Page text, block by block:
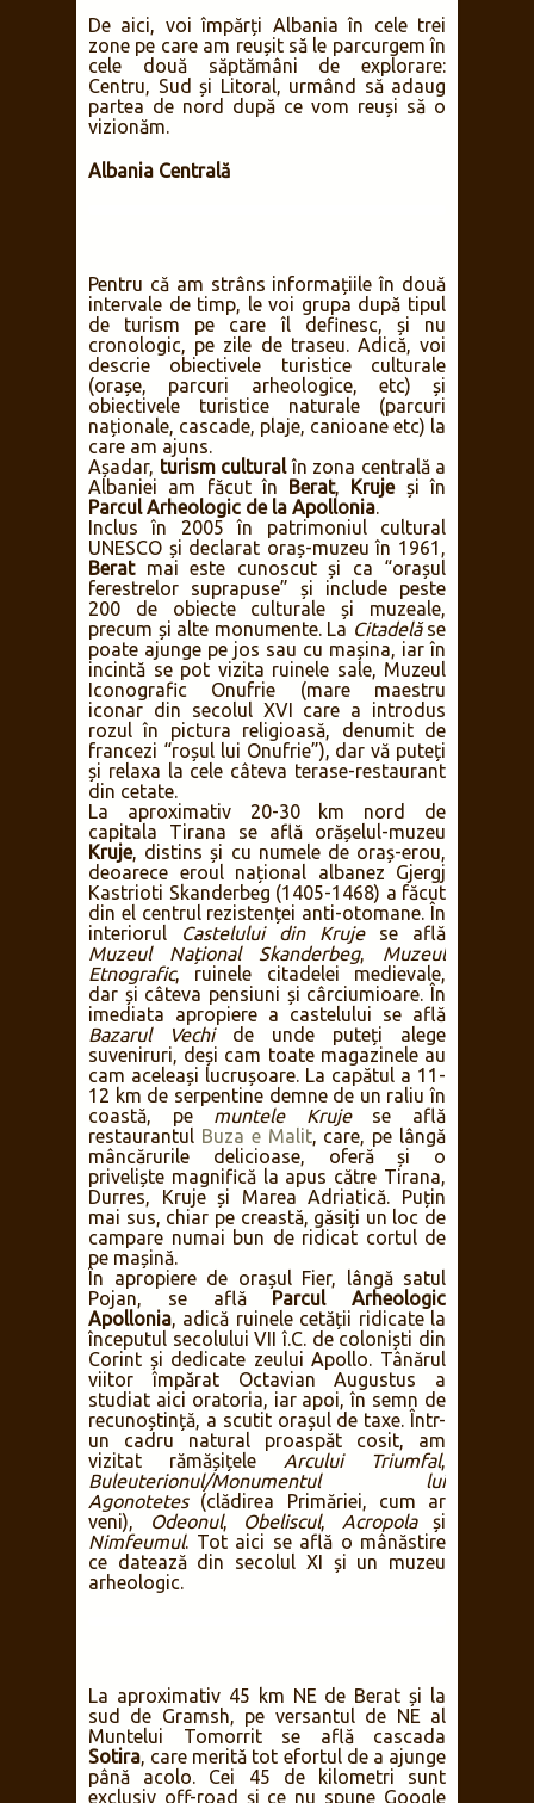
De aici, voi împărți Albania în cele trei
zone pe care am reușit să le parcurgem în
cele două săptămâni de explorare:
Centru, Sud și Litoral, urmând să adaug
partea de nord după ce vom reuși să o
vizionăm.
Albania Centrală
Pentru că am strâns informațiile în două
intervale de timp, le voi grupa după tipul
de turism pe care îl definesc, și nu
cronologic, pe zile de traseu. Adică, voi
descrie obiectivele turistice culturale
(orașe, parcuri arheologice, etc) și
obiectivele turistice naturale (parcuri
naționale, cascade, plaje, canioane etc) la
care am ajuns.
Așadar, turism culturalîn zona centrală a
Albaniei am făcut în Berat, Krujeși în
Parcul Arheologic de la Apollonia.
Inclus în 2005 în patrimoniul cultural
UNESCO și declarat oraș-muzeu în 1961,
Beratmai este cunoscut și ca “orașul
ferestrelor suprapuse” și include peste
200 de obiecte culturale și muzeale,
precum și alte monumente. La Citadelăse
poate ajunge pe jos sau cu mașina, iar în
incintă se pot vizita ruinele sale, Muzeul
Iconografic Onufrie (mare maestru
iconar din secolul XVI care a introdus
rozul în pictura religioasă, denumit de
francezi “roșul lui Onufrie”), dar vă puteți
și relaxa la cele câteva terase-restaurant
din cetate.
La aproximativ 20-30 km nord de
capitala Tirana se află orășelul-muzeu
Kruje, distins și cu numele de oraș-erou,
deoarece eroul național albanez Gjergj
Kastrioti Skanderbeg (1405-1468) a făcut
din el centrul rezistenței anti-otomane. În
interiorul
Castelului din Krujese află
Muzeul Național Skanderbeg, Muzeul
Etnografic, ruinele citadelei medievale,
dar și câteva pensiuni și cârciumioare. În
imediata apropiere a castelului se află
Bazarul Vechide unde puteți alege
suveniruri, deși cam toate magazinele au
cam aceleași lucrușoare. La capătul a 11-
12 km de serpentine demne de un raliu în
coastă, pe muntele Krujese află
restaurantul Buza e Malit, care, pe lângă
mâncărurile delicioase, oferă și o
priveliște magnifică la apus către Tirana,
Durres, Kruje și Marea Adriatică. Puțin
mai sus, chiar pe creastă, găsiți un loc de
campare numai bun de ridicat cortul de
pe mașină.
În apropiere de orașul Fier, lângă satul
Pojan, se află Parcul Arheologic
Apollonia, adică ruinele cetății ridicate la
începutul secolului VII î.C. de coloniști din
Corint și dedicate zeului Apollo. Tânărul
viitor împărat Octavian Augustus a
studiat aici oratoria, iar apoi, în semn de
recunoștință, a scutit orașul de taxe. Într-
un cadru natural proaspăt cosit, am
vizitat rămășițele Arcului Triumfal,
Buleuterionul/Monumentul lui
Agonotetes(clădirea Primăriei, cum ar
veni),
Odeonul, Obeliscul, Acropolași
Nimfeumul. Tot aici se află o mânăstire
ce datează din secolul XI și un muzeu
arheologic.
La aproximativ 45 km NE de Berat și la
sud de Gramsh, pe versantul de NE al
Muntelui Tomorrit se află cascada
Sotira, care merită tot efortul de a ajunge
până acolo. Cei 45 de kilometri sunt
exclusiv off-road și ce nu spune Google